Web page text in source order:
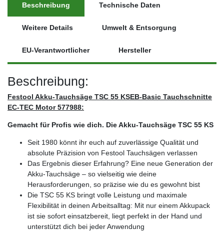
Beschreibung Technische Daten
Weitere Details Umwelt & Entsorgung
EU-Verantwortlicher Hersteller
Beschreibung:
Festool Akku-Tauchsäge TSC 55 KSEB-Basic Tauchschnitte
EC-TEC Motor 577988:
Gemacht für Profis wie dich. Die Akku-Tauchsäge TSC 55 KS
Seit 1980 könnt ihr euch auf zuverlässige Qualität und
absolute Präzision von Festool Tauchsägen verlassen
Das Ergebnis dieser Erfahrung? Eine neue Generation der
Akku-Tauchsäge – so vielseitig wie deine
Herausforderungen, so präzise wie du es gewohnt bist
Die TSC 55 KS bringt volle Leistung und maximale
Flexibilität in deinen Arbeitsalltag: Mit nur einem Akkupack
ist sie sofort einsatzbereit, liegt perfekt in der Hand und
unterstützt dich bei jeder Anwendung